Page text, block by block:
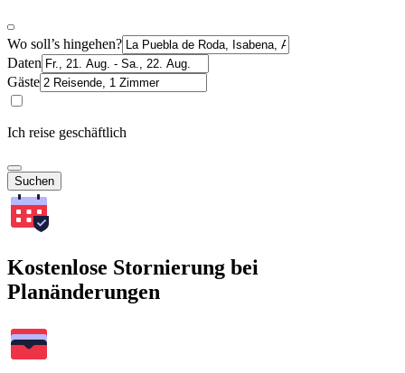
Wo soll’s hingehen?
Daten
Gäste
Ich reise geschäftlich
Suchen
Kostenlose Stornierung bei
Planänderungen